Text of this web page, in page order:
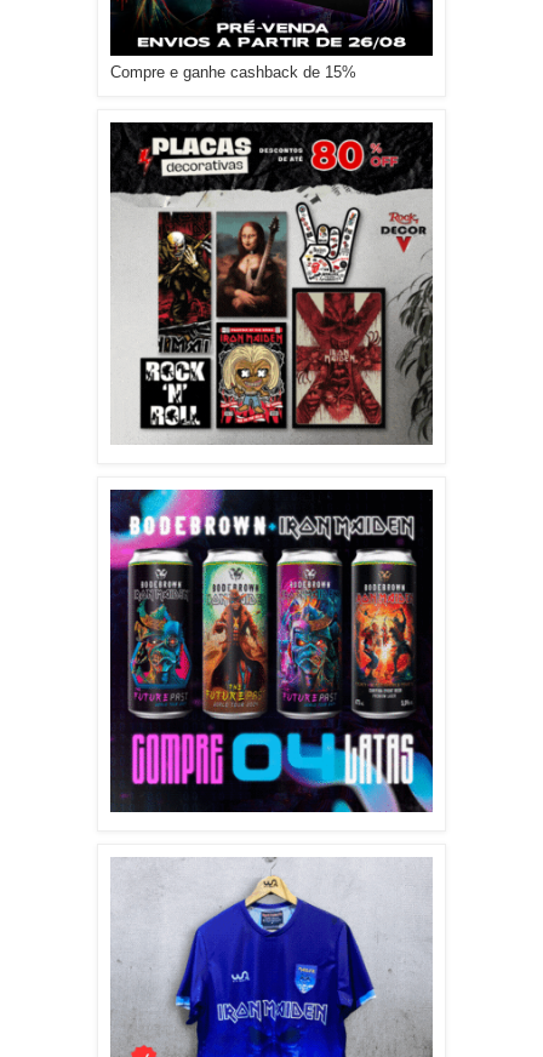
Compre e ganhe cashback de 15%